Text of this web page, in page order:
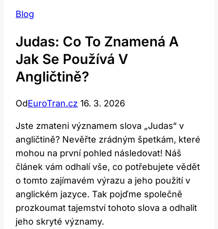
Blog
Judas: Co To Znamená A
Jak Se Používá V
Angličtině?
OdEuroTran.cz 16. 3. 2026
Jste zmateni významem slova „Judas“ v
angličtině? Nevěřte zrádným špetkám, které
mohou na první pohled následovat! Náš
článek vám odhalí vše, co potřebujete vědět
o tomto zajímavém výrazu a jeho použití v
anglickém jazyce. Tak pojďme společně
prozkoumat tajemství tohoto slova a odhalit
jeho skryté významy.